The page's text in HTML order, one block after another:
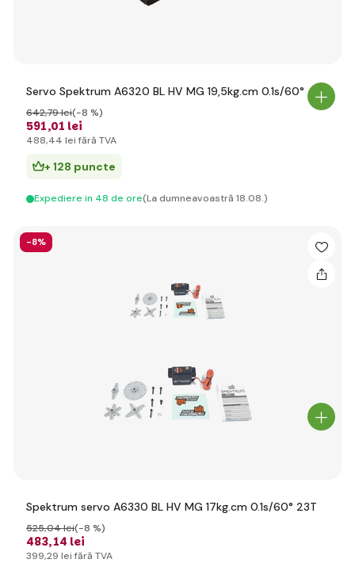
Servo Spektrum A6320 BL HV MG 19,5kg.cm 0.1s/60°
591,01 lei
642,79 lei(-8 %)
488,44 lei fără TVA
+ 128 puncte
Expediere in 48 de ore(La dumneavoastră 18.08.)
-8%
Spektrum servo A6330 BL HV MG 17kg.cm 0.1s/60° 23T
483,14 lei
525,04 lei(-8 %)
399,29 lei fără TVA